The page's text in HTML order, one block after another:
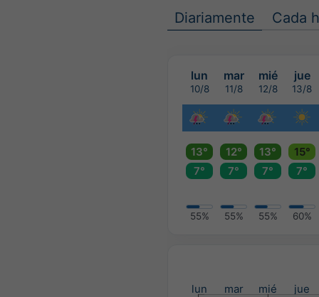
Diariamente Cada
lun mar mié jue
10/8 11/8 12/8 13/8
13° 12° 13°
15°
7°
7° 7° 7°
55% 55% 55% 60%
lun mar mié jue